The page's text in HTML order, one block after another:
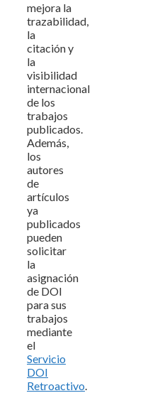
mejora la
trazabilidad,
la
citación y
la
visibilidad
internacional
de los
trabajos
publicados.
Además,
los
autores
de
artículos
ya
publicados
pueden
solicitar
la
asignación
de DOI
para sus
trabajos
mediante
el
Servicio
DOI
Retroactivo.